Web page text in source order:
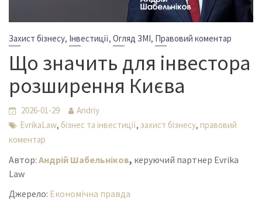
Захист бізнесу, Інвестиції, Огляд ЗМІ, Правовий коментар
Що значить для інвестора
розширення Києва
2026-01-29
Andriy
EvrikaLaw, бізнес та інвестиції, захист бізнесу, правовий
коментар
Автор: Андрій Шабельніков, керуючий партнер Evrika
Law
Джерело: Економічна правда